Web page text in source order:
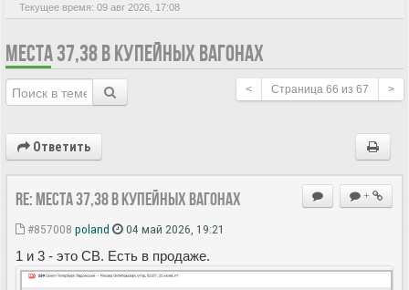
Текущее время: 09 авг 2026, 17:08
МЕСТА 37,38 В КУПЕЙНЫХ ВАГОНАХ
< Страница 66 из 67 >
Ответить
+
Re: Места 37,38 в купейных вагонах
#857008 poland 04 май 2026, 19:21
1 и 3 - это СВ. Есть в продаже.